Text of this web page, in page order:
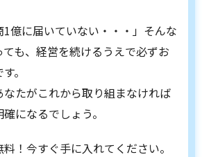
1億に届いていない・・・」そんな
も、経営を続けるうえで必ずお
。
なたがこれから取り組まなければ
になるでしょう。
！今すぐ手に入れてください。